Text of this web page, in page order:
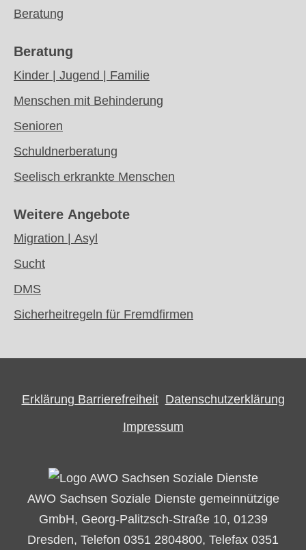
Beratung
Beratung
Kinder | Jugend | Familie
Menschen mit Behinderung
Senioren
Schuldnerberatung
Seelisch erkrankte Menschen
Weitere Angebote
Migration | Asyl
Sucht
DMS
Sicherheitregeln für Fremdfirmen
Erklärung Barrierefreiheit Datenschutzerklärung
Impressum
AWO Sachsen Soziale Dienste gemeinnützige
GmbH, Georg-Palitzsch-Straße 10, 01239
Dresden, Telefon 0351 2804800, Telefax 0351